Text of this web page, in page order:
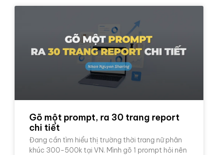
Gõ một prompt, ra 30 trang report
chi tiết
Đang cần tìm hiểu thị trường thời trang nữ phân
khúc 300-500k tại VN. Mình gõ 1 prompt hỏi nên